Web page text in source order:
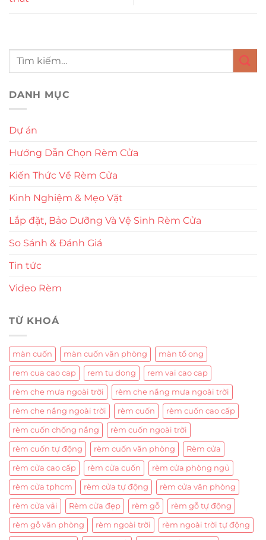
DANH MỤC
Dự án
Hướng Dẫn Chọn Rèm Cửa
Kiến Thức Về Rèm Cửa
Kinh Nghiệm & Mẹo Vặt
Lắp đặt, Bảo Dưỡng Và Vệ Sinh Rèm Cửa
So Sánh & Đánh Giá
Tin tức
Video Rèm
TỪ KHOÁ
màn cuốn màn cuốn văn phòng màn tổ ong
rem cua cao cap rem tu dong rem vai cao cap
rèm che mưa ngoài trời rèm che nắng mưa ngoài trời
rèm che nắng ngoài trời rèm cuốn rèm cuốn cao cấp
rèm cuốn chống nắng rèm cuốn ngoài trời
rèm cuốn tự động rèm cuốn văn phòng Rèm cửa
rèm cửa cao cấp rèm cửa cuốn rèm cửa phòng ngủ
rèm cửa tphcm rèm cửa tự động rèm cửa văn phòng
rèm cửa vải Rèm cửa đẹp rèm gỗ rèm gỗ tự động
rèm gỗ văn phòng rèm ngoài trời rèm ngoài trời tự động